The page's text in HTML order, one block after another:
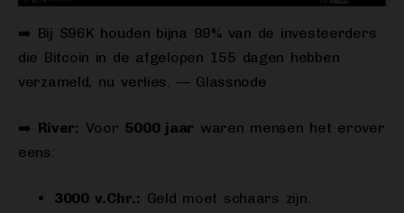
➡️ Bij $96K houden bijna 99% van de investeerders
die Bitcoin in de afgelopen 155 dagen hebben
verzameld, nu verlies. — Glassnode
➡️ River: Voor 5000 jaar waren mensen het erover
eens:
3000 v.Chr.: Geld moet schaars zijn.